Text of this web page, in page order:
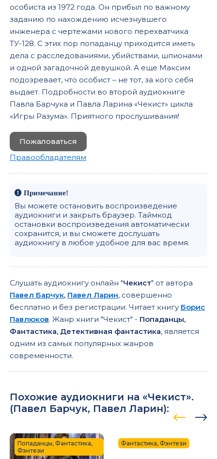
особиста из 1972 года. Он прибыл по важному
заданию по нахождению исчезнувшего
инженера с чертежами нового перехватчика
ТУ-128. С этих пор попаданцу приходится иметь
дела с расследованиями, убийствами, шпионами
и одной загадочной девушкой. А еще Максим
подозревает, что особист – не тот, за кого себя
выдает. Подробности во второй аудиокниге
Павла Барчука и Павла Ларина «Чекист» цикла
«Игры Разума». Приятного прослушивания!
Пожаловаться
Правообладателям
Примечание!
Вы можете остановить воспроизведение
аудиокниги и закрыть браузер. Таймкод
остановки воспроизведения автоматически
сохранится, и вы сможете дослушать
аудиокнигу в любое удобное для вас время.
Слушать аудиокнигу онлайн "Чекист" от автора
Павел Барчук, Павел Ларин, совершенно
бесплатно и без регистрации. Читает книгу Борис
Павлюков. Жанр книги "Чекист" - Попаданцы,
Фантастика, Детективная фантастика, является
одним из самых популярных жанров
современности.
Похожие аудиокниги на «Чекист».
(Павел Барчук, Павел Ларин):
Попаданцы, Фантастика,
Фэнтези
Фантастика, Фэнтези